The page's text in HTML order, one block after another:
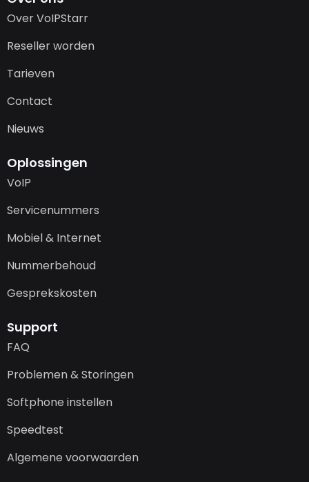
Over VoIPStarr
Reseller worden
Tarieven
Contact
Nieuws
Oplossingen
VoIP
Servicenummers
Mobiel & Internet
Nummerbehoud
Gesprekskosten
Support
FAQ
Problemen & Storingen
Softphone instellen
Speedtest
Algemene voorwaarden